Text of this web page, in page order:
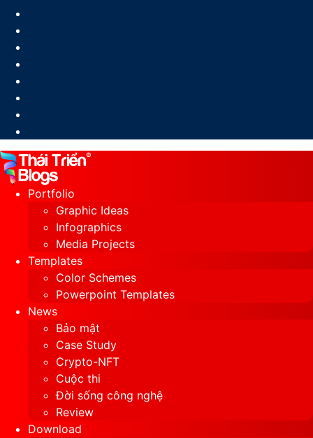
Portfolio
Graphic Ideas
Infographics
Media Projects
Templates
Color Schemes
Powerpoint Templates
News
Bảo mật
Case Study
Crypto-NFT
Cuộc thi
Đời sống công nghệ
Review
Download